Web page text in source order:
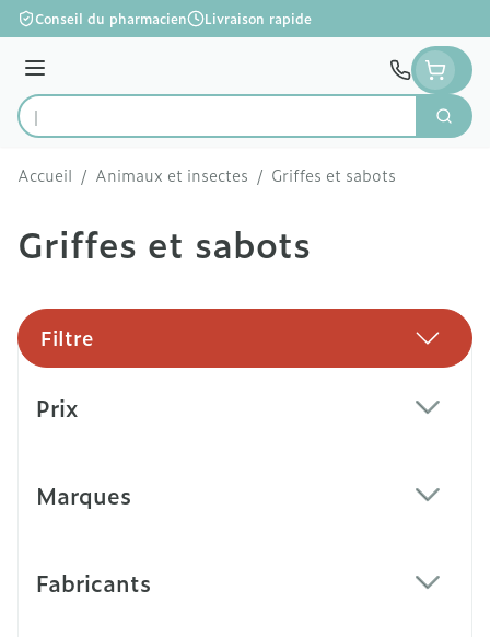
Aller au contenu
Conseil du pharmacien Livraison rapide
Menu
Rechercher
Accueil / Animaux et insectes / Griffes et sabots
Griffes et sabots
Filtre
Prix
Marques
Fabricants